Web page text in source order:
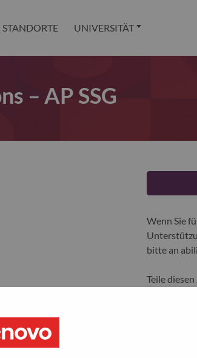
STANDORTE UNIVERSITÄT
– AP SSG
Wenn Sie
bitte an
Teile diesen